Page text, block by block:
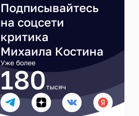
Подписывайтесь
на соцсети
критика
Михаила Костина
Уже более
180тысяч